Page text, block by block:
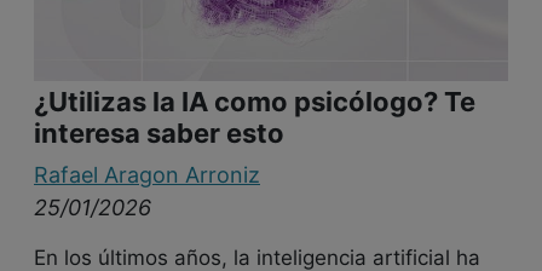
¿Utilizas la IA como psicólogo? Te
interesa saber esto
Rafael Aragon Arroniz
25/01/2026
En los últimos años, la inteligencia artificial ha